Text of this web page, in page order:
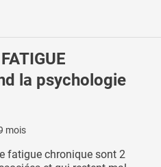
la psychologie
mois
fatigue chronique sont 2